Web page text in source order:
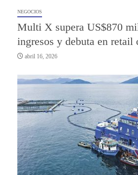
NEGOCIOS
Multi X supera US$870
ingresos y debuta en retail
abril 16, 2026